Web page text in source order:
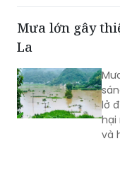
Mưa lớn gây
La
lở
hại
và